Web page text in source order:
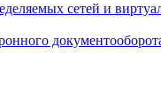
сетей и